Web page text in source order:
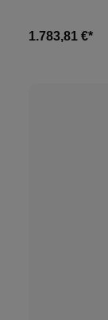
1.783,81 €*